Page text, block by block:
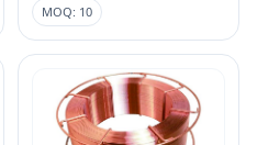
MOQ: 10